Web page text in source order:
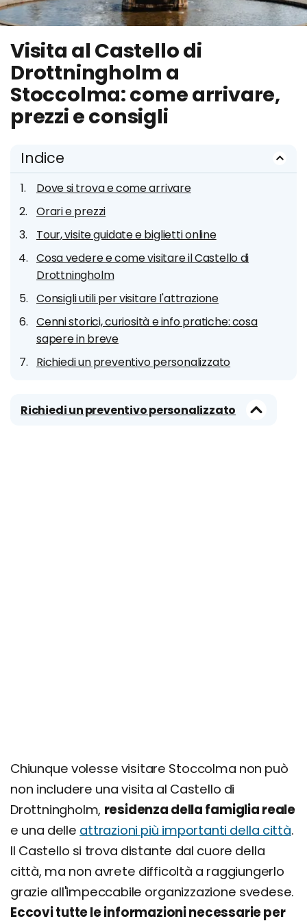
Visita al Castello di
Drottningholm a
Stoccolma: come arrivare,
prezzi e consigli
Indice
Dove si trova e come arrivare
Orari e prezzi
Tour, visite guidate e biglietti online
Cosa vedere e come visitare il Castello di
Drottningholm
Consigli utili per visitare l'attrazione
Cenni storici, curiosità e info pratiche: cosa
sapere in breve
Richiedi un preventivo personalizzato
Richiedi un preventivo personalizzato
Chiunque volesse visitare Stoccolma non può
non includere una visita al Castello di
Drottningholm, residenza della famiglia reale
e una delle attrazioni più importanti della città.
Il Castello si trova distante dal cuore della
città, ma non avrete difficoltà a raggiungerlo
grazie all'impeccabile organizzazione svedese.
Eccovi tutte le informazioni necessarie per